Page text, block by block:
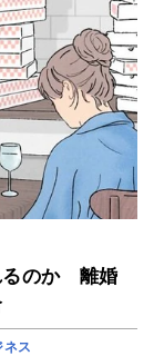
るのか 離婚
ネス